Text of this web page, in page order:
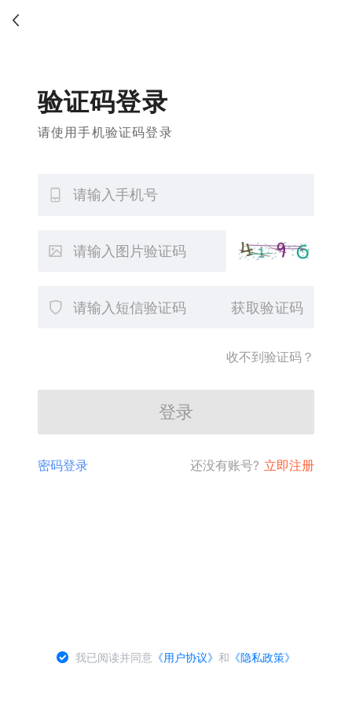
验证码登录
请使用手机验证码登录
获取验证码
收不到验证码？
登录
密码登录 还没有账号? 立即注册
我已阅读并同意 《用户协议》和 《隐私政策》